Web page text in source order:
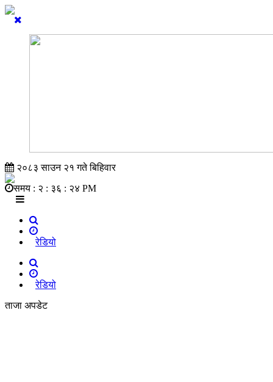
२०८३ साउन २१ गते बिहिवार
समय : २ : ३६ : २४ PM
रेडियो
रेडियो
ताजा अपडेट